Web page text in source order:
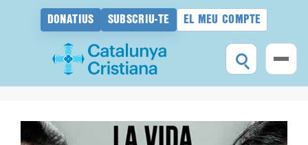
DONATIUS SUBSCRIU-TE EL MEU COMPTE